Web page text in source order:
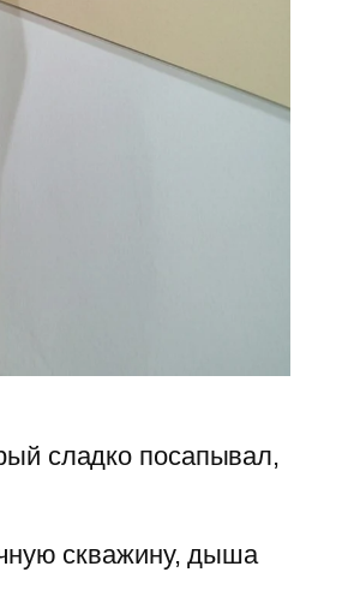
сладко посапывал,
скважину, дыша